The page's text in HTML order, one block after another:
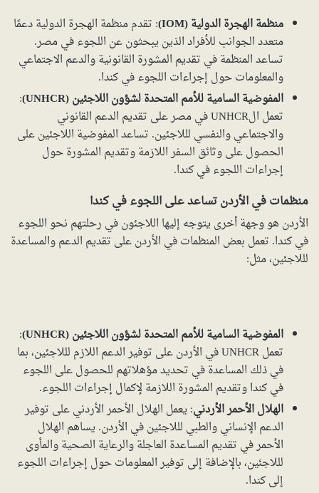
منظمة الهجرة الدولية (IOM)
: تقدم منظمة الهجرة الدولية دعمًا
متعدد الجوانب للأفراد الذين يبحثون عن اللجوء في مصر.
تساعد المنظمة في تقديم المشورة القانونية والدعم الاجتماعي
والمعلومات حول إجراءات اللجوء في كندا.
المفوضية السامية للأمم المتحدة لشؤون اللاجئين (UNHCR)
:
تعمل الUNHCR في مصر على تقديم الدعم القانوني
والاجتماعي والنفسي لللاجئين. تساعد المفوضية اللاجئين على
الحصول على وثائق السفر اللازمة وتقديم المشورة حول
إجراءات اللجوء في كندا.
منظمات في الأردن تساعد على اللجوء في كندا
الأردن هو وجهة أخرى يتوجه إليها اللاجئون في رحلتهم نحو اللجوء
في كندا. تعمل بعض المنظمات في الأردن على تقديم الدعم والمساعدة
لللاجئين، مثل:
المفوضية السامية للأمم المتحدة لشؤون اللاجئين (UNHCR)
:
تعمل UNHCR في الأردن على توفير الدعم اللازم لللاجئين، بما
في ذلك المساعدة في تحديد مؤهلاتهم للحصول على اللجوء
في كندا وتقديم المشورة اللازمة لإكمال إجراءات اللجوء.
الهلال الأحمر الأردني: يعمل الهلال الأحمر الأردني على توفير
الدعم الإنساني والطبي لللاجئين في الأردن. يساهم الهلال
الأحمر في تقديم المساعدة العاجلة والرعاية الصحية والمأوى
لللاجئين، بالإضافة إلى توفير المعلومات حول إجراءات اللجوء
إلى كندا.